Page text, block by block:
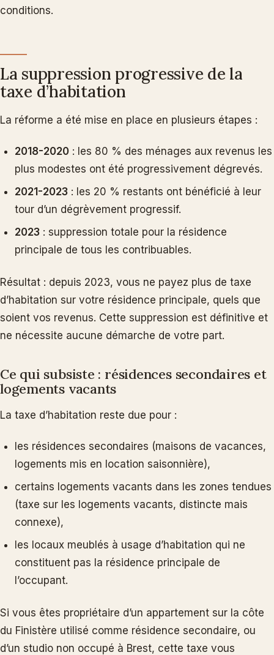
conditions.
La suppression progressive de la
taxe d’habitation
La réforme a été mise en place en plusieurs étapes :
2018-2020 : les 80 % des ménages aux revenus les
plus modestes ont été progressivement dégrevés.
2021-2023 : les 20 % restants ont bénéficié à leur
tour d’un dégrèvement progressif.
2023 : suppression totale pour la résidence
principale de tous les contribuables.
Résultat : depuis 2023, vous ne payez plus de taxe
d’habitation sur votre résidence principale, quels que
soient vos revenus. Cette suppression est définitive et
ne nécessite aucune démarche de votre part.
Ce qui subsiste : résidences secondaires et
logements vacants
La taxe d’habitation reste due pour :
les résidences secondaires (maisons de vacances,
logements mis en location saisonnière),
certains logements vacants dans les zones tendues
(taxe sur les logements vacants, distincte mais
connexe),
les locaux meublés à usage d’habitation qui ne
constituent pas la résidence principale de
l’occupant.
Si vous êtes propriétaire d’un appartement sur la côte
du Finistère utilisé comme résidence secondaire, ou
d’un studio non occupé à Brest, cette taxe vous